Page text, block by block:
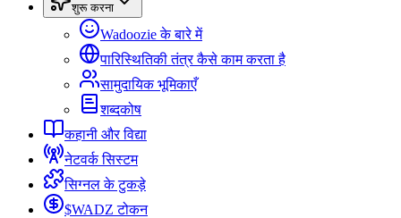
शुरू करना
Wadoozie के बारे में
पारिस्थितिकी तंत्र कैसे काम करता है
सामुदायिक भूमिकाएँ
शब्दकोष
कहानी और विद्या
नेटवर्क सिस्टम
सिग्नल के टुकड़े
$WADZ टोकन